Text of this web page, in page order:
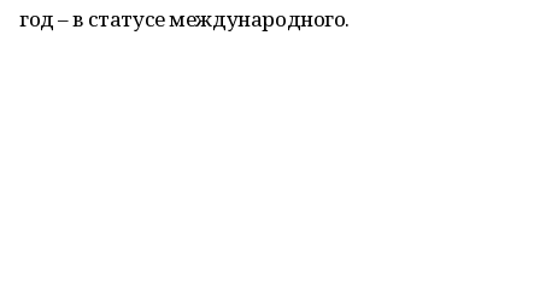
год – в статусе международного.